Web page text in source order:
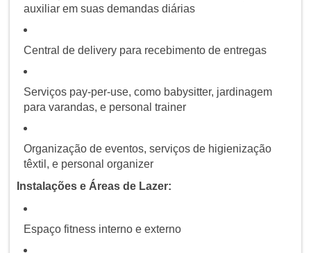
auxiliar em suas demandas diárias
Central de delivery para recebimento de entregas
Serviços pay-per-use, como babysitter, jardinagem
para varandas, e personal trainer
Organização de eventos, serviços de higienização
têxtil, e personal organizer
Instalações e Áreas de Lazer:
Espaço fitness interno e externo